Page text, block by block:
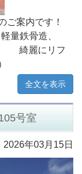
ご案内です！
量鉄骨造、
綺麗にリフ
全文を表示
号室
2026年03月15日